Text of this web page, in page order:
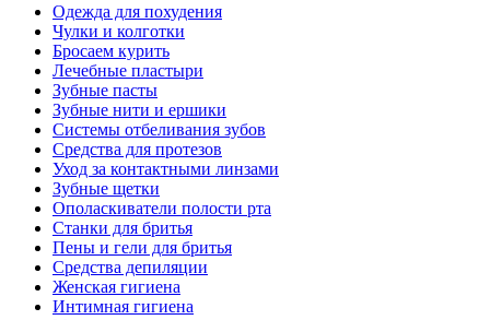
Одежда для похудения
Чулки и колготки
Бросаем курить
Лечебные пластыри
Зубные пасты
Зубные нити и ершики
Системы отбеливания зубов
Средства для протезов
Уход за контактными линзами
Зубные щетки
Ополаскиватели полости рта
Станки для бритья
Пены и гели для бритья
Средства депиляции
Женская гигиена
Интимная гигиена